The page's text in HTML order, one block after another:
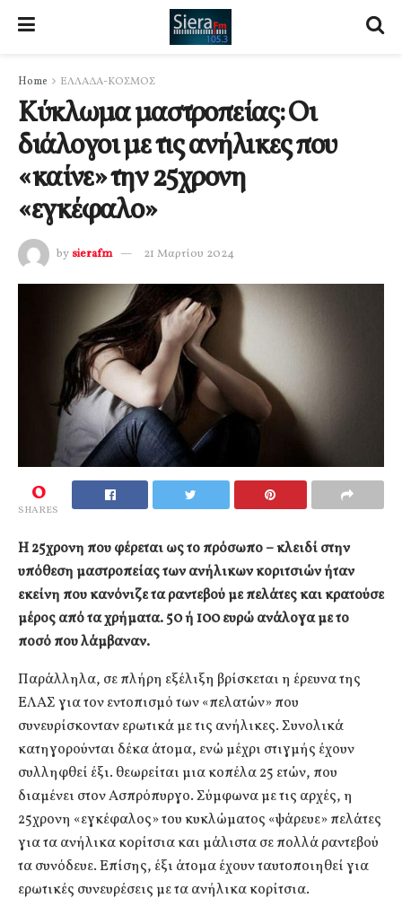
Home ΕΛΛΑΔΑ-ΚΟΣΜΟΣ
Κύκλωμα μαστροπείας: Οι
διάλογοι με τις ανήλικες που
«καίνε» την 25χρονη
«εγκέφαλο»
by sierafm 21 Μαρτίου 2024
0
SHARES
Η 25χρονη που φέρεται ως το πρόσωπο – κλειδί στην
υπόθεση μαστροπείας των ανήλικων κοριτσιών ήταν
εκείνη που κανόνιζε τα ραντεβού με πελάτες και κρατούσε
μέρος από τα χρήματα. 50 ή 100 ευρώ ανάλογα με το
ποσό που λάμβαναν.
Παράλληλα, σε πλήρη εξέλιξη βρίσκεται η έρευνα της
ΕΛΑΣ για τον εντοπισμό των «πελατών» που
συνευρίσκονταν ερωτικά με τις ανήλικες. Συνολικά
κατηγορούνται δέκα άτομα, ενώ μέχρι στιγμής έχουν
συλληφθεί έξι. θεωρείται μια κοπέλα 25 ετών, που
διαμένει στον Ασπρόπυργο. Σύμφωνα με τις αρχές, η
25χρονη «εγκέφαλος» του κυκλώματος «ψάρευε» πελάτες
για τα ανήλικα κορίτσια και μάλιστα σε πολλά ραντεβού
τα συνόδευε. Επίσης, έξι άτομα έχουν ταυτοποιηθεί για
ερωτικές συνευρέσεις με τα ανήλικα κορίτσια.